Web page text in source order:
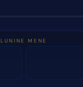
LUNINE MENE